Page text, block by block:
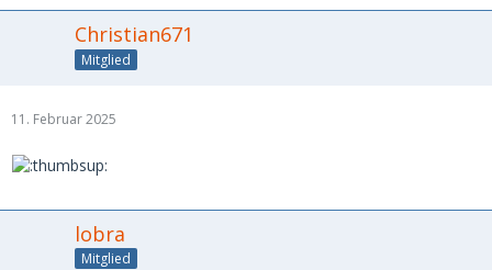
Christian671
Mitglied
11. Februar 2025
lobra
Mitglied